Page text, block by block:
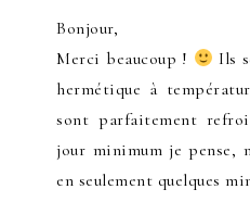
Bonjour,
Merci beaucoup !
Ils
hermétique à
sont parfaitement
jour minimum je pense,
en seulement quelques